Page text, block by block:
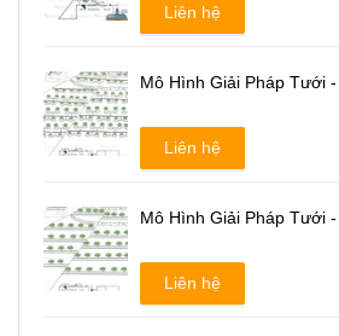
Liên hệ
Mô Hình Giải Pháp Tưới
Liên hệ
Mô Hình Giải Pháp Tưới
Liên hệ